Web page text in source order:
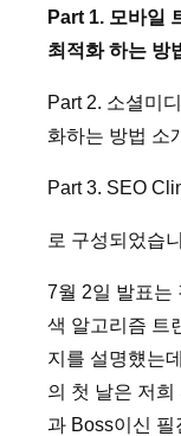
Part 1. 모바일
최적화 하는 방
Part 2. 소셜미
화하는 방법 소
Part 3. SEO
로 구성되었습
7월 2일 발표는
색 알고리즘 트
지를 설명헀는
의 첫 날은 저
과 Boss이신